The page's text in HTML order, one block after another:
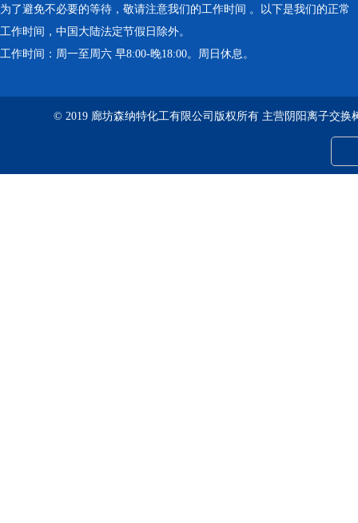
为了避免不必要的等待，敬请注意我们的工作时间 。以下是我们的正常
工作时间，中国大陆法定节假日除外。
工作时间：周一至周六 早8:00-晚18:00。周日休息。
© 2019 廊坊森纳特化工有限公司版权所有 主营阴阳离子交换